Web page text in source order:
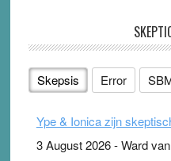
Skepsis Error
Ype & Ionica zijn
3 August 2026-Ward